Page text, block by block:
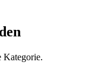
Kategorie.